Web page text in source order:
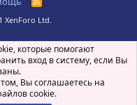
S
XenForo Ltd.
которые помогают
вход в систему, если Вы
Вы соглашаетесь на
cookie.